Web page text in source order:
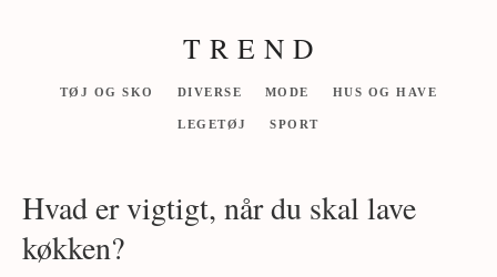
T R E N D
TØJ OG SKO DIVERSE MODE HUS OG HAVE
LEGETØJ SPORT
Hvad er vigtigt, når du skal lave
køkken?